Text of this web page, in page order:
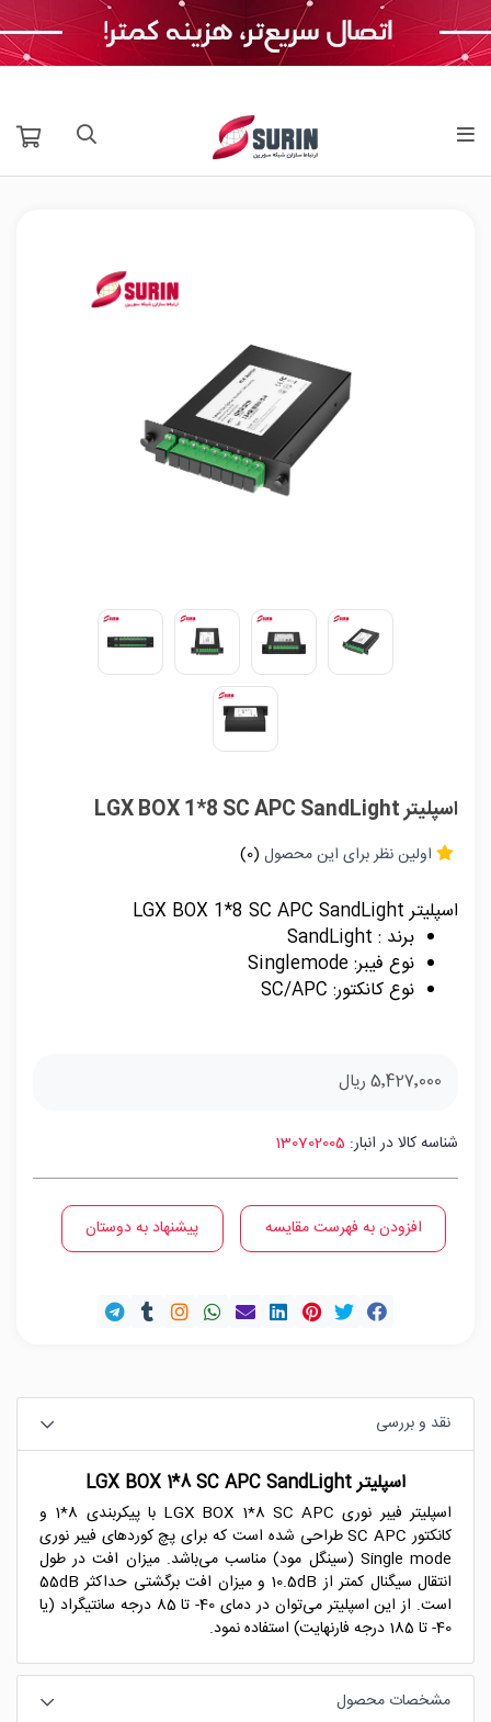
اسپلیتر LGX BOX 1*8 SC APC SandLight
اولین نظر برای این محصول (0)
اسپلیتر LGX BOX 1*8 SC APC SandLight
برند : SandLight
نوع فیبر: Singlemode
نوع کانکتور: SC/APC
5٬427٬000 ریال
شناسه کالا در انبار: 130702005
افزودن به فهرست مقایسه پیشنهاد به دوستان
نقد و بررسی
اسپلیتر LGX BOX 1*8 SC APC SandLight
اسپلیتر فیبر نوری LGX BOX 1*8 SC APC با پیکربندی 8*1 و
کانکتور SC APC طراحی شده است که برای پچ کوردهای فیبر نوری
Single mode (سینگل مود) مناسب می‌باشد. میزان افت در طول
انتقال سیگنال کمتر از 10.5dB و میزان افت برگشتی حداکثر 55dB
است. از این اسپلیتر می‌توان در دمای 40- تا 85 درجه سانتیگراد (یا
40- تا 185 درجه فارنهایت) استفاده نمود.
مشخصات محصول